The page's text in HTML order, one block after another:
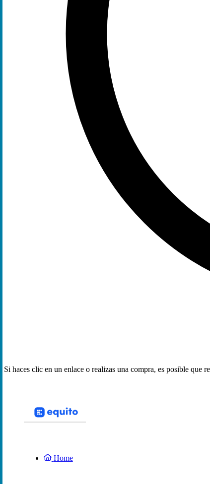
Si haces clic en un enlace o realizas una compra, es posible que
Home